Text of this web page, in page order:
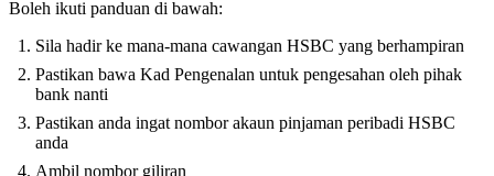
Boleh ikuti panduan di bawah:
Sila hadir ke mana-mana cawangan HSBC yang berhampiran
Pastikan bawa Kad Pengenalan untuk pengesahan oleh pihak
bank nanti
Pastikan anda ingat nombor akaun pinjaman peribadi HSBC
anda
Ambil nombor giliran